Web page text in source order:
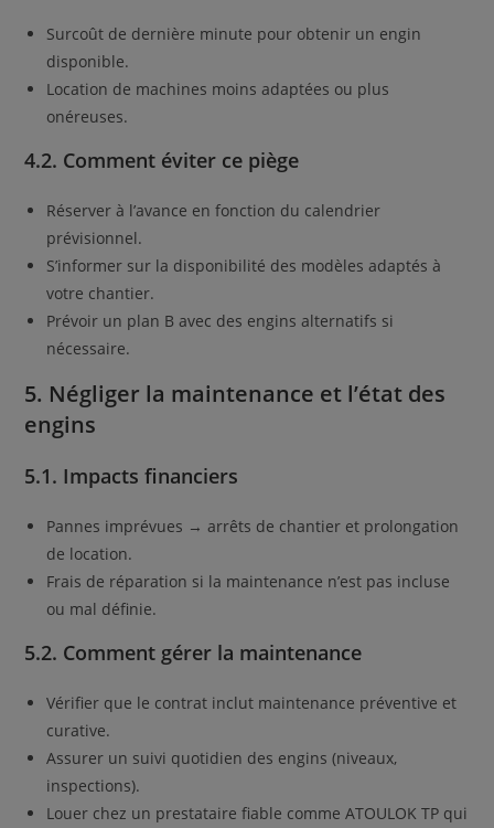
Surcoût de dernière minute pour obtenir un engin
disponible.
Location de machines moins adaptées ou plus
onéreuses.
4.2. Comment éviter ce piège
Réserver à l’avance en fonction du calendrier
prévisionnel.
S’informer sur la disponibilité des modèles adaptés à
votre chantier.
Prévoir un plan B avec des engins alternatifs si
nécessaire.
5. Négliger la maintenance et l’état des
engins
5.1. Impacts financiers
Pannes imprévues → arrêts de chantier et prolongation
de location.
Frais de réparation si la maintenance n’est pas incluse
ou mal définie.
5.2. Comment gérer la maintenance
Vérifier que le contrat inclut maintenance préventive et
curative.
Assurer un suivi quotidien des engins (niveaux,
inspections).
Louer chez un prestataire fiable comme ATOULOK TP qui